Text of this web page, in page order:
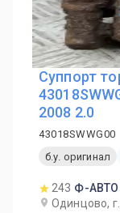
Суппорт
2008 2.0
43018SWWG00
б.у. оригинал
243 Ф-АВТО
Одинцово,